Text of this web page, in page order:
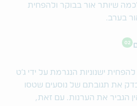
שיותר אור בבוקר ולהפחית
בערב.
02
ישנוניות הנגרמת על ידי ג'ט
את תגובתם של נוסעים שטסו
הגביר את הערנות. עם זאת,